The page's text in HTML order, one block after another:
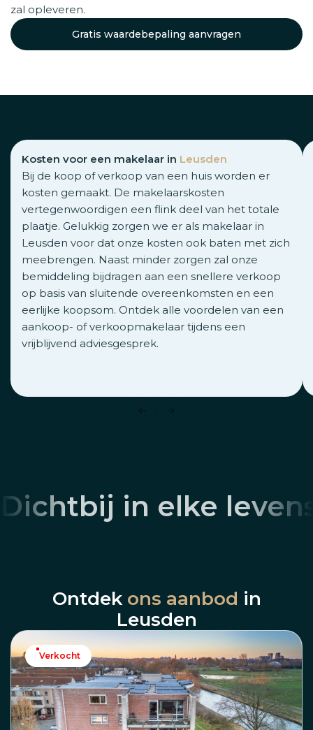
zal opleveren.
Gratis waardebepaling aanvragen
Kosten voor een makelaar in Leusden
Bij de koop of verkoop van een huis worden er
kosten gemaakt. De makelaarskosten
vertegenwoordigen een flink deel van het totale
plaatje. Gelukkig zorgen we er als makelaar in
Leusden voor dat onze kosten ook baten met zich
meebrengen. Naast minder zorgen zal onze
bemiddeling bijdragen aan een snellere verkoop
op basis van sluitende overeenkomsten en een
eerlijke koopsom. Ontdek alle voordelen van een
aankoop- of verkoopmakelaar tijdens een
vrijblijvend adviesgesprek.
Dichtbij in elke
Ontdek ons aanbod in
Leusden
Verkocht